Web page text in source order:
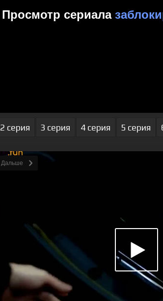
2 серия 3 серия 4 серия 5 серия